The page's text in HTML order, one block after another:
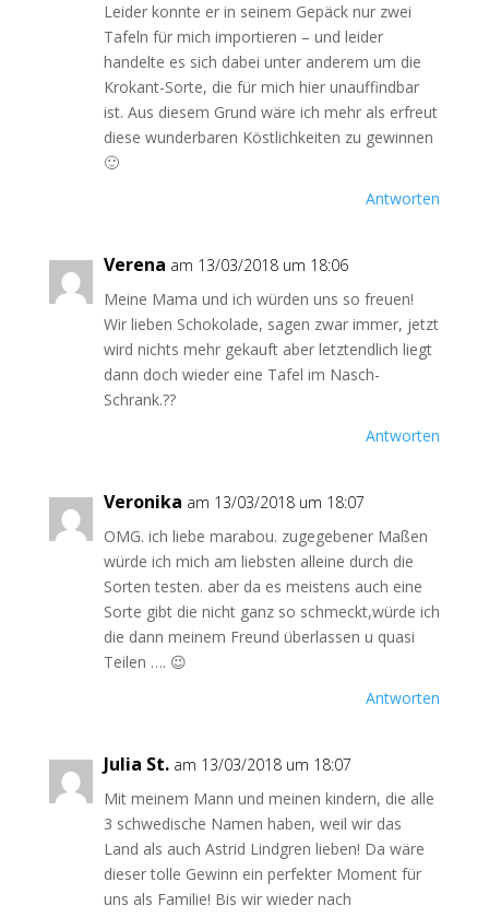
Leider konnte er in seinem Gepäck nur zwei
Tafeln für mich importieren – und leider
handelte es sich dabei unter anderem um die
Krokant-Sorte, die für mich hier unauffindbar
ist. Aus diesem Grund wäre ich mehr als erfreut
diese wunderbaren Köstlichkeiten zu gewinnen
🙂
Antworten
Verena am 13/03/2018 um 18:06
Meine Mama und ich würden uns so freuen!
Wir lieben Schokolade, sagen zwar immer, jetzt
wird nichts mehr gekauft aber letztendlich liegt
dann doch wieder eine Tafel im Nasch-
Schrank.??
Antworten
Veronika am 13/03/2018 um 18:07
OMG. ich liebe marabou. zugegebener Maßen
würde ich mich am liebsten alleine durch die
Sorten testen. aber da es meistens auch eine
Sorte gibt die nicht ganz so schmeckt,würde ich
die dann meinem Freund überlassen u quasi
Teilen …. 😉
Antworten
Julia St. am 13/03/2018 um 18:07
Mit meinem Mann und meinen kindern, die alle
3 schwedische Namen haben, weil wir das
Land als auch Astrid Lindgren lieben! Da wäre
dieser tolle Gewinn ein perfekter Moment für
uns als Familie! Bis wir wieder nach